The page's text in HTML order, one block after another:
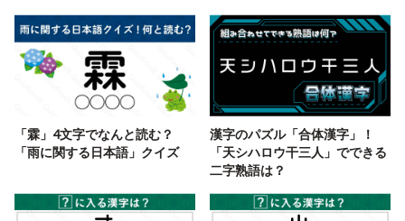
「霖」4文字でなんと読む？
「雨に関する日本語」クイズ
漢字のパズル「合体漢字」！
「天シハロウ干三人」でできる
二字熟語は？